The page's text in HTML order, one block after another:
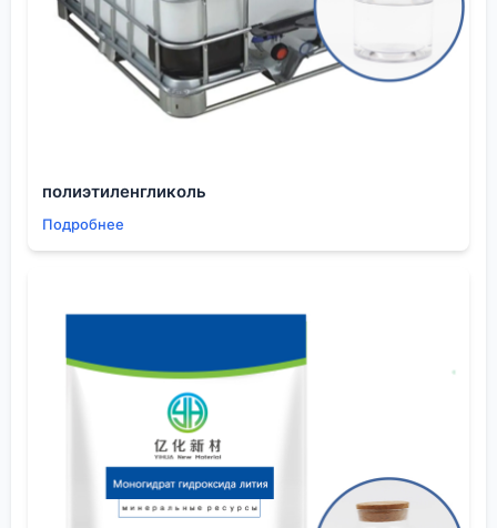
среда. Они могут взаимодействовать с тем, что
находится под покрытием, или с тем, что будет
нанесено поверх. Классический пример —
нанесение поверх грунтовок на эпоксидной
основе. Если не выдержать время полной
бутерброд?, который потом трескается.
операции. Допустим, покрыли составом область
термостоек, продукты его возможного
поверхностного разложения при нагреве
паяльником могут флюсу мешать, ухудшая
растекание припоя. Приходилось сталкиваться с
таким на сборке прототипов. Решение было не в
смене материала, а в точном маскировании зоны
полиэтиленгликоль
Подробнее